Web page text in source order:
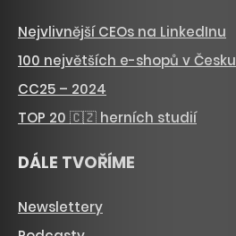
Nejvlivnější CEOs na LinkedInu
100 největších e-shopů v Česku
CC25 – 2024
TOP 20 🇨🇿 herních studií
DÁLE TVOŘÍME
Newslettery